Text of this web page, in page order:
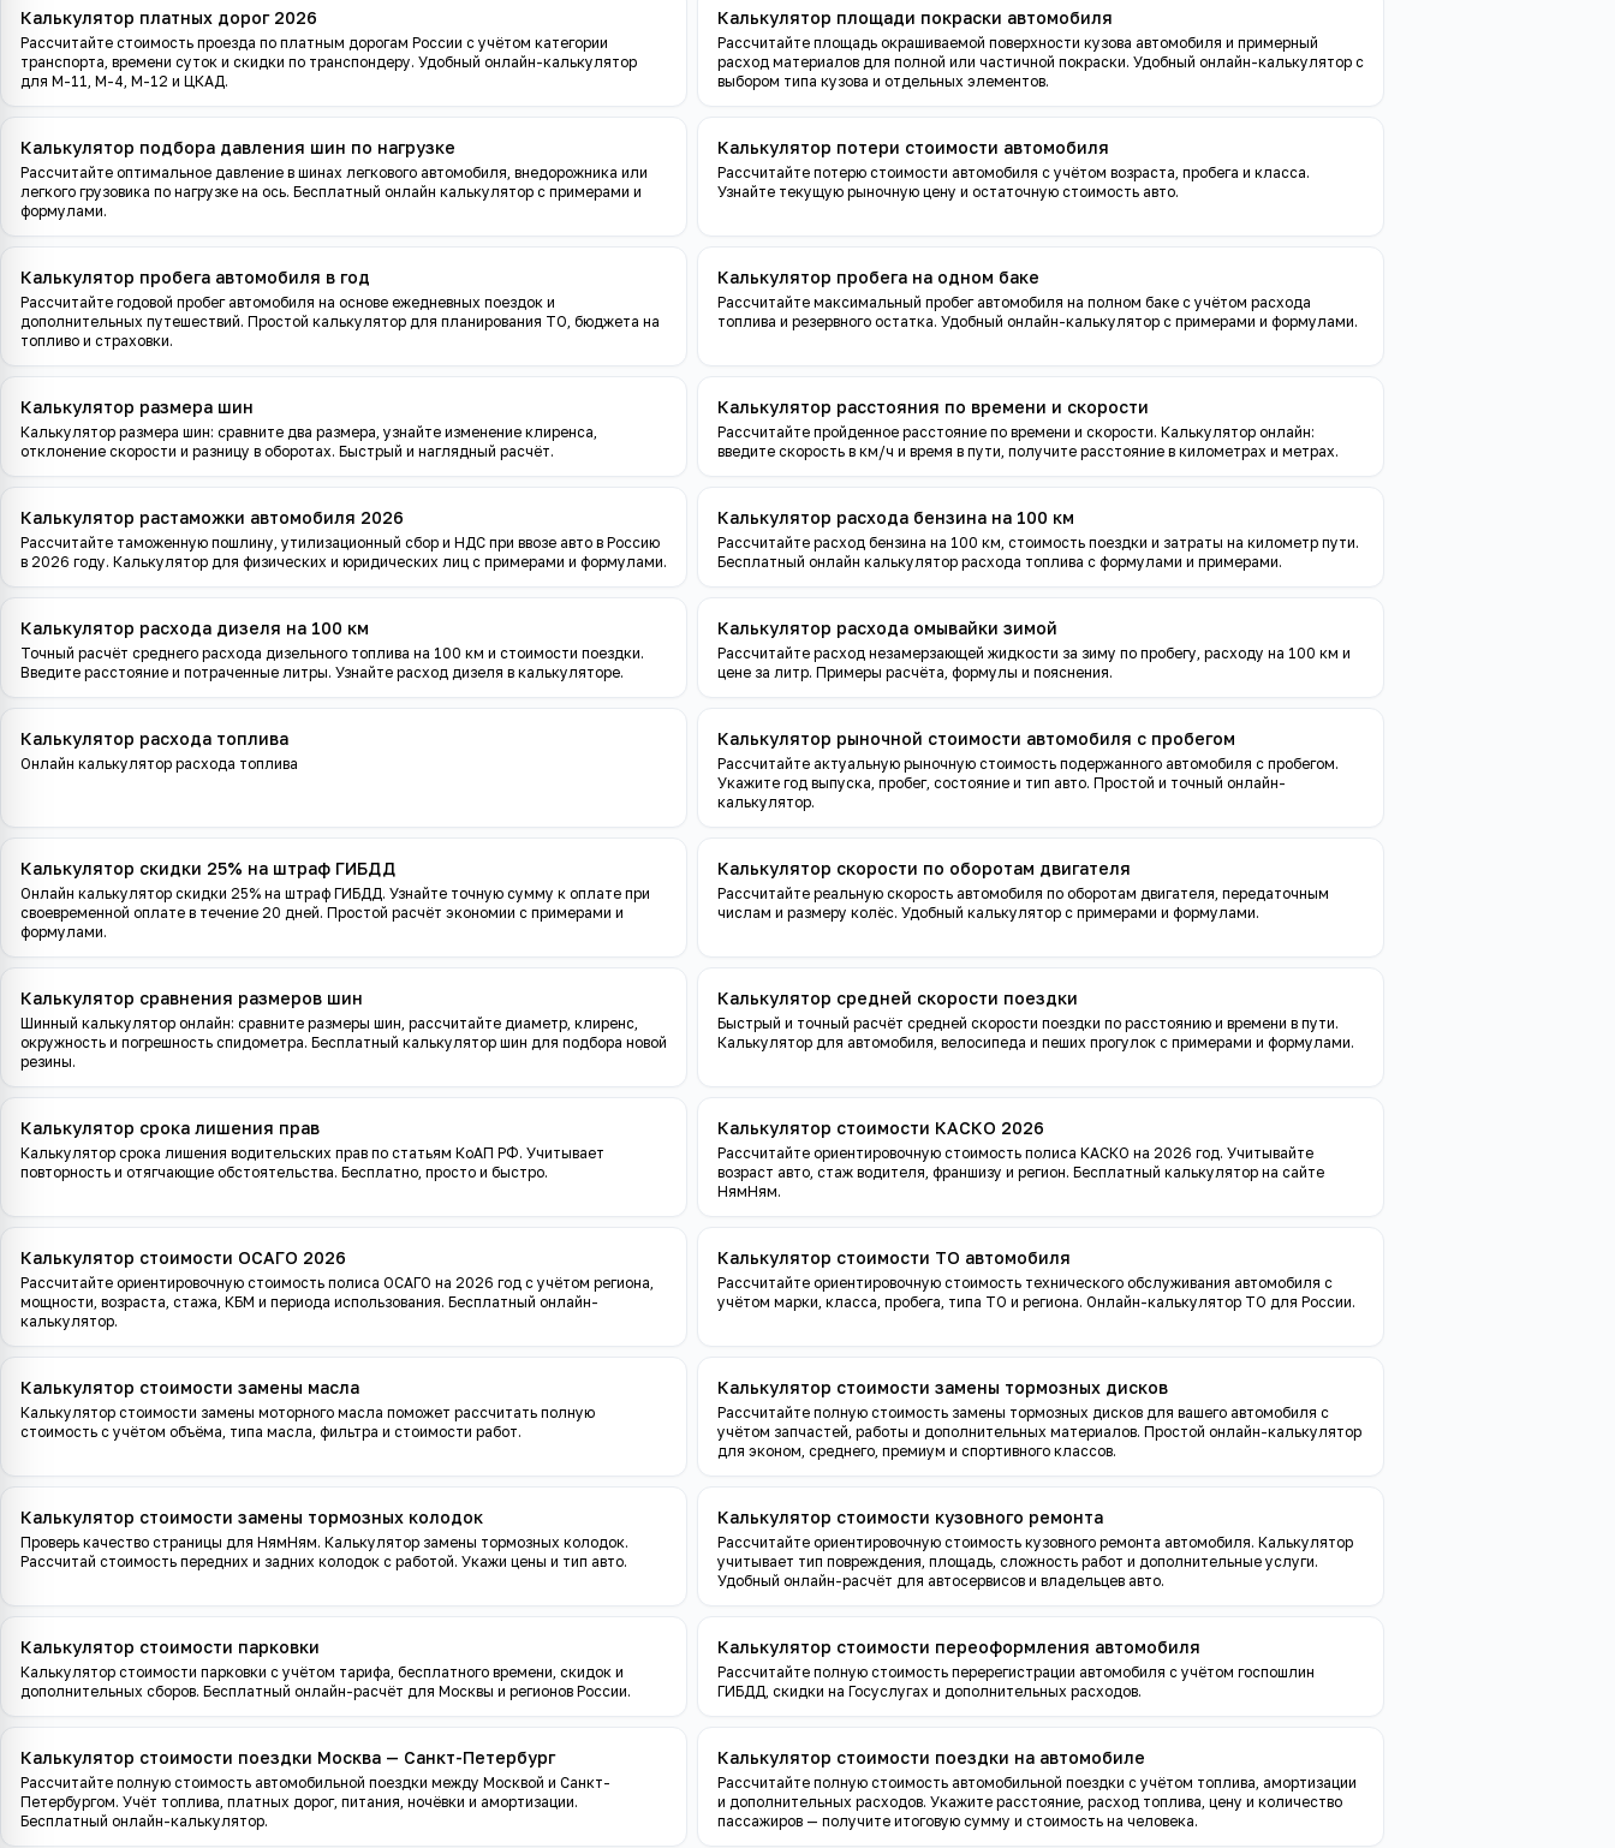
Калькулятор платных дорог 2026
Рассчитайте стоимость проезда по платным дорогам России с учётом категории
транспорта, времени суток и скидки по транспондеру. Удобный онлайн-калькулятор
для М-11, М-4, М-12 и ЦКАД.
Калькулятор площади покраски автомобиля
Рассчитайте площадь окрашиваемой поверхности кузова автомобиля и примерный
расход материалов для полной или частичной покраски. Удобный онлайн-калькулятор с
выбором типа кузова и отдельных элементов.
Калькулятор подбора давления шин по нагрузке
Рассчитайте оптимальное давление в шинах легкового автомобиля, внедорожника или
легкого грузовика по нагрузке на ось. Бесплатный онлайн калькулятор с примерами и
формулами.
Калькулятор потери стоимости автомобиля
Рассчитайте потерю стоимости автомобиля с учётом возраста, пробега и класса.
Узнайте текущую рыночную цену и остаточную стоимость авто.
Калькулятор пробега автомобиля в год
Рассчитайте годовой пробег автомобиля на основе ежедневных поездок и
дополнительных путешествий. Простой калькулятор для планирования ТО, бюджета на
топливо и страховки.
Калькулятор пробега на одном баке
Рассчитайте максимальный пробег автомобиля на полном баке с учётом расхода
топлива и резервного остатка. Удобный онлайн-калькулятор с примерами и формулами.
Калькулятор размера шин
Калькулятор размера шин: сравните два размера, узнайте изменение клиренса,
отклонение скорости и разницу в оборотах. Быстрый и наглядный расчёт.
Калькулятор расстояния по времени и скорости
Рассчитайте пройденное расстояние по времени и скорости. Калькулятор онлайн:
введите скорость в км/ч и время в пути, получите расстояние в километрах и метрах.
Калькулятор растаможки автомобиля 2026
Рассчитайте таможенную пошлину, утилизационный сбор и НДС при ввозе авто в Россию
в 2026 году. Калькулятор для физических и юридических лиц с примерами и формулами.
Калькулятор расхода бензина на 100 км
Рассчитайте расход бензина на 100 км, стоимость поездки и затраты на километр пути.
Бесплатный онлайн калькулятор расхода топлива с формулами и примерами.
Калькулятор расхода дизеля на 100 км
Точный расчёт среднего расхода дизельного топлива на 100 км и стоимости поездки.
Введите расстояние и потраченные литры. Узнайте расход дизеля в калькуляторе.
Калькулятор расхода омывайки зимой
Рассчитайте расход незамерзающей жидкости за зиму по пробегу, расходу на 100 км и
цене за литр. Примеры расчёта, формулы и пояснения.
Калькулятор расхода топлива
Онлайн калькулятор расхода топлива
Калькулятор рыночной стоимости автомобиля с пробегом
Рассчитайте актуальную рыночную стоимость подержанного автомобиля с пробегом.
Укажите год выпуска, пробег, состояние и тип авто. Простой и точный онлайн-
калькулятор.
Калькулятор скидки 25% на штраф ГИБДД
Онлайн калькулятор скидки 25% на штраф ГИБДД. Узнайте точную сумму к оплате при
своевременной оплате в течение 20 дней. Простой расчёт экономии с примерами и
формулами.
Калькулятор скорости по оборотам двигателя
Рассчитайте реальную скорость автомобиля по оборотам двигателя, передаточным
числам и размеру колёс. Удобный калькулятор с примерами и формулами.
Калькулятор сравнения размеров шин
Шинный калькулятор онлайн: сравните размеры шин, рассчитайте диаметр, клиренс,
окружность и погрешность спидометра. Бесплатный калькулятор шин для подбора новой
резины.
Калькулятор средней скорости поездки
Быстрый и точный расчёт средней скорости поездки по расстоянию и времени в пути.
Калькулятор для автомобиля, велосипеда и пеших прогулок с примерами и формулами.
Калькулятор срока лишения прав
Калькулятор срока лишения водительских прав по статьям КоАП РФ. Учитывает
повторность и отягчающие обстоятельства. Бесплатно, просто и быстро.
Калькулятор стоимости КАСКО 2026
Рассчитайте ориентировочную стоимость полиса КАСКО на 2026 год. Учитывайте
возраст авто, стаж водителя, франшизу и регион. Бесплатный калькулятор на сайте
НямНям.
Калькулятор стоимости ОСАГО 2026
Рассчитайте ориентировочную стоимость полиса ОСАГО на 2026 год с учётом региона,
мощности, возраста, стажа, КБМ и периода использования. Бесплатный онлайн-
калькулятор.
Калькулятор стоимости ТО автомобиля
Рассчитайте ориентировочную стоимость технического обслуживания автомобиля с
учётом марки, класса, пробега, типа ТО и региона. Онлайн-калькулятор ТО для России.
Калькулятор стоимости замены масла
Калькулятор стоимости замены моторного масла поможет рассчитать полную
стоимость с учётом объёма, типа масла, фильтра и стоимости работ.
Калькулятор стоимости замены тормозных дисков
Рассчитайте полную стоимость замены тормозных дисков для вашего автомобиля с
учётом запчастей, работы и дополнительных материалов. Простой онлайн-калькулятор
для эконом, среднего, премиум и спортивного классов.
Калькулятор стоимости замены тормозных колодок
Проверь качество страницы для НямНям. Калькулятор замены тормозных колодок.
Рассчитай стоимость передних и задних колодок с работой. Укажи цены и тип авто.
Калькулятор стоимости кузовного ремонта
Рассчитайте ориентировочную стоимость кузовного ремонта автомобиля. Калькулятор
учитывает тип повреждения, площадь, сложность работ и дополнительные услуги.
Удобный онлайн-расчёт для автосервисов и владельцев авто.
Калькулятор стоимости парковки
Калькулятор стоимости парковки с учётом тарифа, бесплатного времени, скидок и
дополнительных сборов. Бесплатный онлайн-расчёт для Москвы и регионов России.
Калькулятор стоимости переоформления автомобиля
Рассчитайте полную стоимость перерегистрации автомобиля с учётом госпошлин
ГИБДД, скидки на Госуслугах и дополнительных расходов.
Калькулятор стоимости поездки Москва — Санкт-Петербург
Рассчитайте полную стоимость автомобильной поездки между Москвой и Санкт-
Петербургом. Учёт топлива, платных дорог, питания, ночёвки и амортизации.
Бесплатный онлайн-калькулятор.
Калькулятор стоимости поездки на автомобиле
Рассчитайте полную стоимость автомобильной поездки с учётом топлива, амортизации
и дополнительных расходов. Укажите расстояние, расход топлива, цену и количество
пассажиров — получите итоговую сумму и стоимость на человека.